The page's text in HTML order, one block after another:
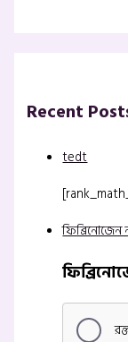
Recent
tedt
ফিব্রিনোজেন